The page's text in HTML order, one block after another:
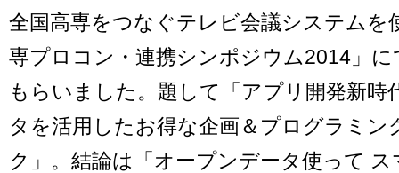
全国高専をつなぐテレビ会議システムを
専プロコン・連携シンポジウム2014」
もらいました。題して「アプリ開発新時
タを活用したお得な企画＆プログラミン
ク」。結論は「オープンデータ使って